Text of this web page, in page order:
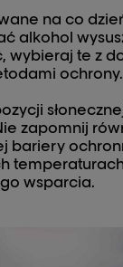
na co
alkohol
wybieraj te z
ochrony.
zapomnij
bariery
wsparcia.